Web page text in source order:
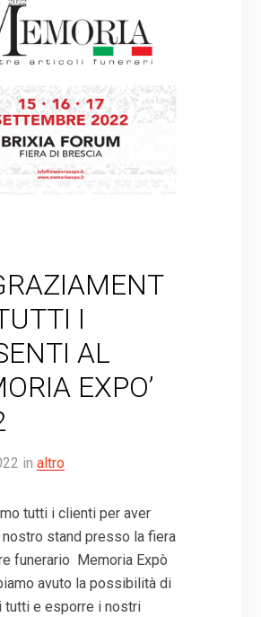
I
AL
EXPO’
in altro
tutti i clienti per aver
stand presso la fiera
funerario Memoria Expò
avuto la possibilità di
tutti e esporre i nostri